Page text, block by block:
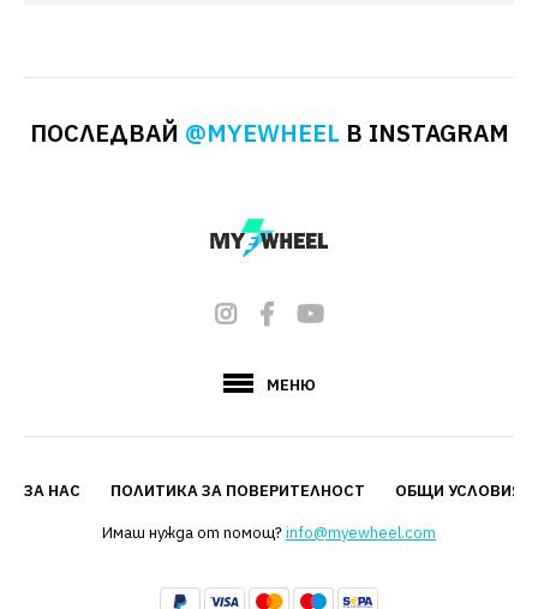
ПОСЛЕДВАЙ @MYEWHEEL В INSTAGRAM
МЕНЮ
ЗА НАС ПОЛИТИКА ЗА ПОВЕРИТЕЛНОСТ ОБЩИ УСЛОВИЯ
Имаш нужда от помощ?info@myewheel.com